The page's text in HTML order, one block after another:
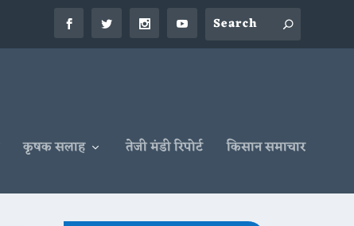
कृषक सलाह तेजी मंडी रिपोर्ट किसान समाचार